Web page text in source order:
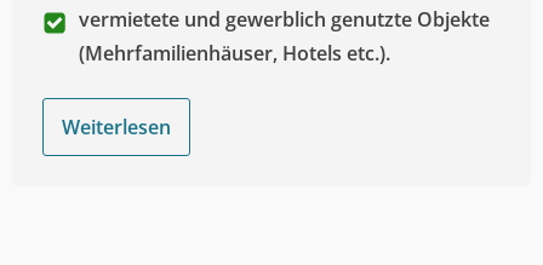
vermietete und gewerblich genutzte Objekte
(Mehrfamilienhäuser, Hotels etc.).
Weiterlesen